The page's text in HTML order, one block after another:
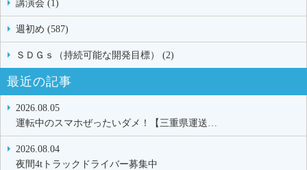
講演会 (1)
週初め (587)
ＳＤＧｓ（持続可能な開発目標） (2)
最近の記事
2026.08.05
運転中のスマホぜったいダメ！【三重県運送…
2026.08.04
夜間4tトラックドライバー募集中